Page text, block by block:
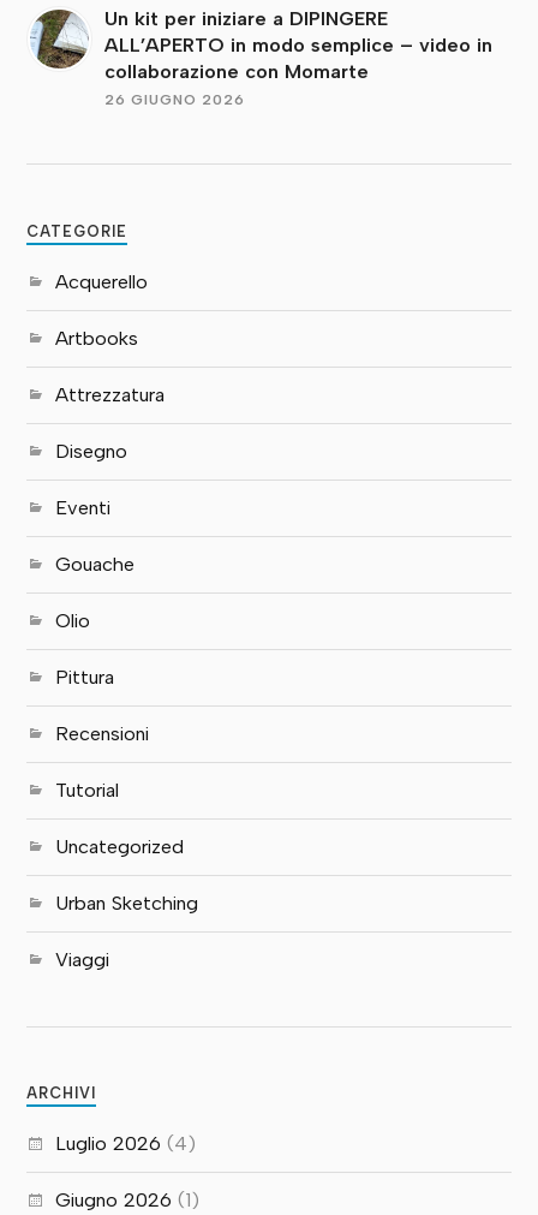
Un kit per iniziare a DIPINGERE
ALL’APERTO in modo semplice – video in
collaborazione con Momarte
26 GIUGNO 2026
CATEGORIE
Acquerello
Artbooks
Attrezzatura
Disegno
Eventi
Gouache
Olio
Pittura
Recensioni
Tutorial
Uncategorized
Urban Sketching
Viaggi
ARCHIVI
Luglio 2026 (4)
Giugno 2026 (1)